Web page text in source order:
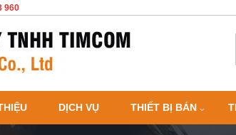
960
DỊCH VỤ THIẾT BỊ BÁN